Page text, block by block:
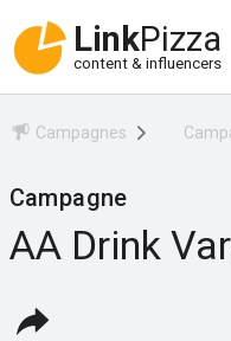
LinkPizza
content & influencers
Campagnes
Campagne
AA Drink